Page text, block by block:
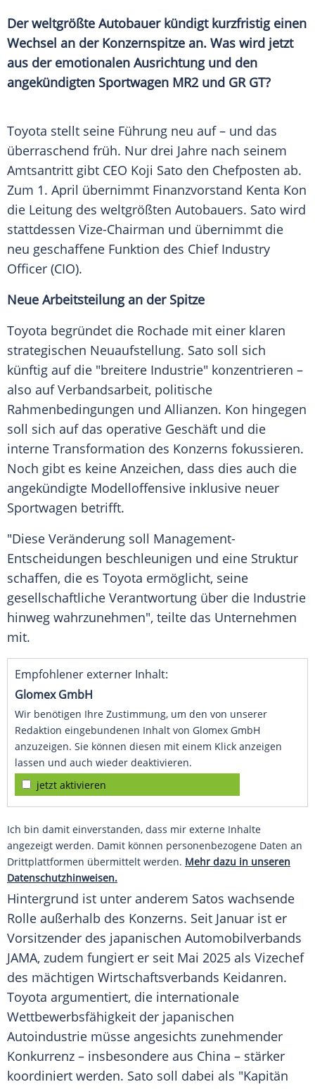
Der weltgrößte Autobauer kündigt kurzfristig einen
Wechsel an der Konzernspitze an. Was wird jetzt
aus der emotionalen Ausrichtung und den
angekündigten Sportwagen MR2 und GR GT?
Toyota stellt seine Führung neu auf – und das
überraschend früh. Nur drei Jahre nach seinem
Amtsantritt gibt CEO Koji Sato den Chefposten ab.
Zum 1. April übernimmt Finanzvorstand Kenta Kon
die Leitung des weltgrößten Autobauers. Sato wird
stattdessen Vize-Chairman und übernimmt die
neu geschaffene Funktion des Chief Industry
Officer (CIO).
Neue Arbeitsteilung an der Spitze
Toyota begründet die Rochade mit einer klaren
strategischen Neuaufstellung. Sato soll sich
künftig auf die "breitere Industrie" konzentrieren –
also auf Verbandsarbeit, politische
Rahmenbedingungen und Allianzen. Kon hingegen
soll sich auf das operative Geschäft und die
interne Transformation des Konzerns fokussieren.
Noch gibt es keine Anzeichen, dass dies auch die
angekündigte Modelloffensive inklusive neuer
Sportwagen betrifft.
"Diese Veränderung soll Management-
Entscheidungen beschleunigen und eine Struktur
schaffen, die es Toyota ermöglicht, seine
gesellschaftliche Verantwortung über die Industrie
hinweg wahrzunehmen", teilte das Unternehmen
mit.
Empfohlener externer Inhalt:
Glomex GmbH
Wir benötigen Ihre Zustimmung, um den von unserer
Redaktion eingebundenen Inhalt von Glomex GmbH
anzuzeigen. Sie können diesen mit einem Klick anzeigen
lassen und auch wieder deaktivieren.
jetzt aktivieren
Ich bin damit einverstanden, dass mir externe Inhalte
angezeigt werden. Damit können personenbezogene Daten an
Drittplattformen übermittelt werden. Mehr dazu in unseren
Datenschutzhinweisen.
Hintergrund ist unter anderem Satos wachsende
Rolle außerhalb des Konzerns. Seit Januar ist er
Vorsitzender des japanischen Automobilverbands
JAMA, zudem fungiert er seit Mai 2025 als Vizechef
des mächtigen Wirtschaftsverbands Keidanren.
Toyota argumentiert, die internationale
Wettbewerbsfähigkeit der japanischen
Autoindustrie müsse angesichts zunehmender
Konkurrenz – insbesondere aus China – stärker
koordiniert werden. Sato soll dabei als "Kapitän